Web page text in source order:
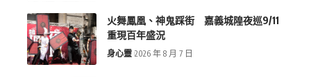
火舞鳳凰、神鬼踩街 嘉義城隍夜巡9/11
重現百年盛況
身心靈 2026 年 8 月 7 日